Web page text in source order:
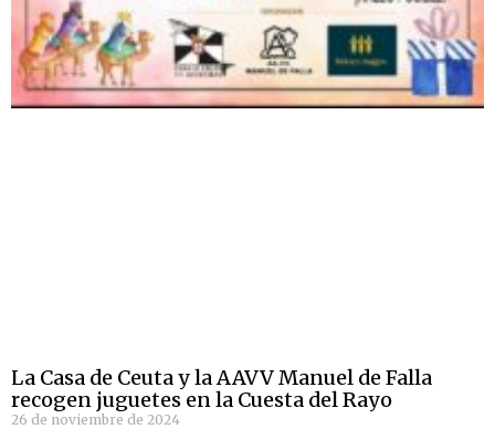
La Casa de Ceuta y la AAVV Manuel de Falla
recogen juguetes en la Cuesta del Rayo
26 de noviembre de 2024